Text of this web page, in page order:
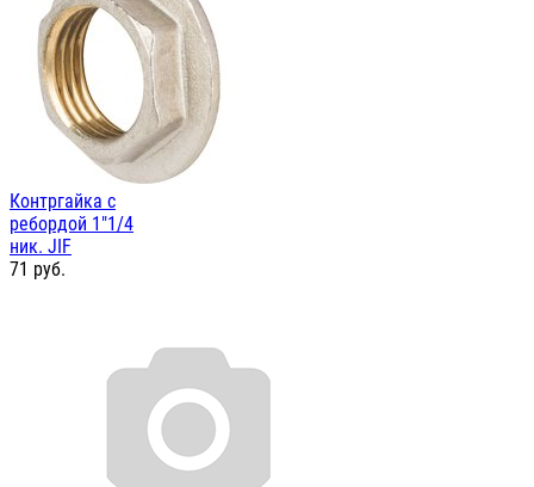
Контргайка с
ребордой 1"1/4
ник. JIF
71 руб.